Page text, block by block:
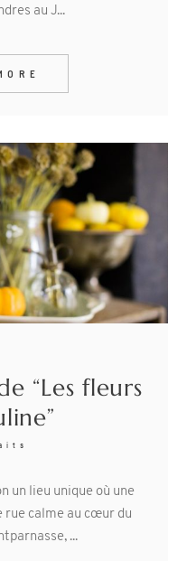
au J...
“Les fleurs
un lieu unique où une
rue calme au cœur du
...